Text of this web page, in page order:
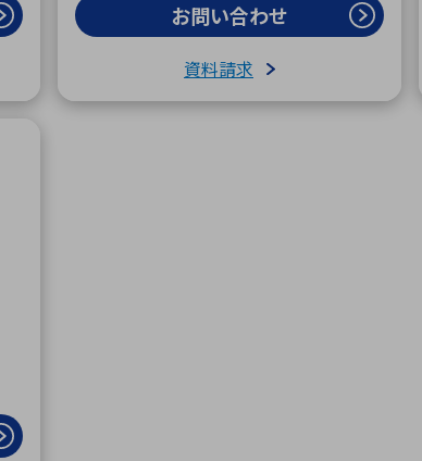
お問い合わせ
資料請求